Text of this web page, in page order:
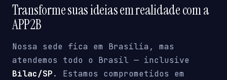
Transforme suas ideias em realidade com a
APP2B
Nossa sede fica em Brasília, mas
atendemos todo o Brasil — inclusive
Bilac/SP. Estamos comprometidos em